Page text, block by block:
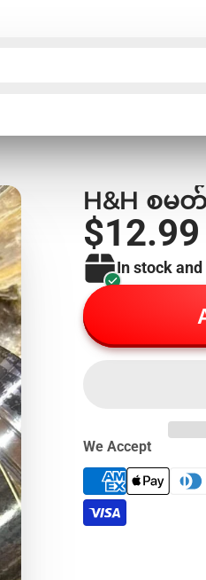
H&H စမ
$12.99
In stock
We Accept